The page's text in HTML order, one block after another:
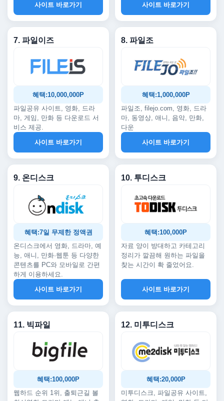
사이트 바로가기
사이트 바로가기
7. 파일이즈
혜택:10,000,000P
파일공유 사이트, 영화, 드라
마, 게임, 만화 등 다운로드 서
비스 제공.
사이트 바로가기
8. 파일조
혜택:1,000,000P
파일조, filejo.com, 영화, 드라
마, 동영상, 애니, 음악, 만화,
다운
사이트 바로가기
9. 온디스크
혜택:7일 무제한 정액권
온디스크에서 영화, 드라마, 예
능, 애니, 만화·웹툰 등 다양한
콘텐츠를 PC와 모바일로 간편
하게 이용하세요.
사이트 바로가기
10. 투디스크
혜택:100,000P
자료 양이 방대하고 카테고리
정리가 깔끔해 원하는 파일을
찾는 시간이 확 줄었어요.
사이트 바로가기
11. 빅파일
혜택:100,000P
웹하드 순위 1위, 출퇴근길 볼
12. 미투디스크
혜택:20,000P
미투디스크, 파일공유 사이트,